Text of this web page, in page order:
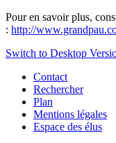
Pour en savoir plus,
: http://
Switch to Desktop
Contact
Rechercher
Plan
Mentions légales
Espace des élus